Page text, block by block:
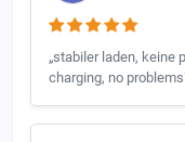
„stabiler laden, keine
charging, no